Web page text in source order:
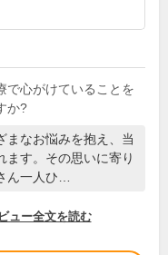
で心がけていることを
か?
まなお悩みを抱え、当
ます。その思いに寄り
ん一人ひ…
ュー全文を読む